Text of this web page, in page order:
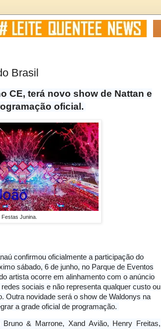
Brasil
CE, terá novo show de Nattan e
oficial.
Festas Junina.
confirmou oficialmente a participação do
sábado, 6 de junho, no Parque de Eventos
artista ocorre em alinhamento com o anúncio
sociais e não representa qualquer custo ou
Outra novidade será o show de Waldonys na
a grade oficial de programação.
& Marrone, Xand Avião, Henry Freitas,